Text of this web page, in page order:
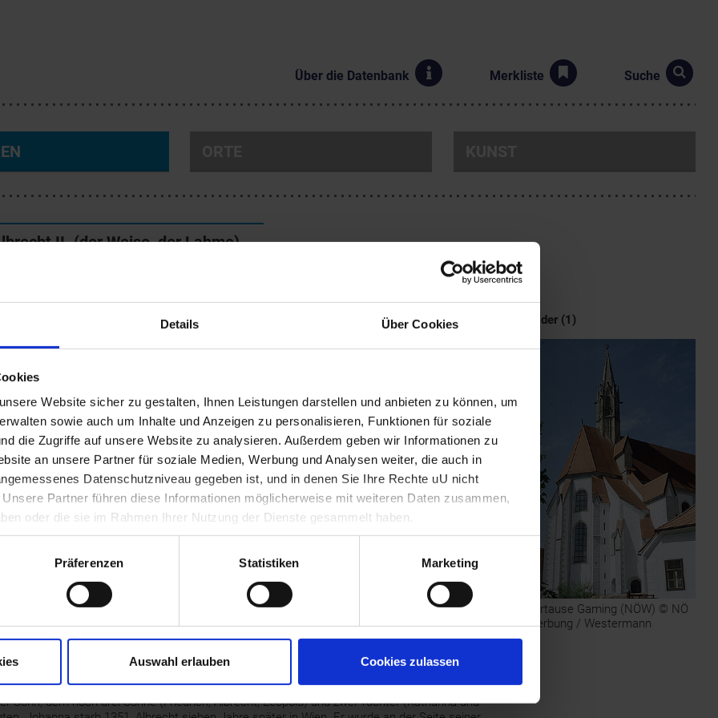
Details Über Cookies
Website sicher zu gestalten, Ihnen Leistungen darstellen und anbieten zu können, um
sowie auch um Inhalte und Anzeigen zu personalisieren, Funktionen für soziale
die Zugriffe auf unsere Website zu analysieren. Außerdem geben wir Informationen zu
an unsere Partner für soziale Medien, Werbung und Analysen weiter, die auch in
Datenschutzniveau gegeben ist, und in denen Sie Ihre Rechte uU nicht
Partner führen diese Informationen möglicherweise mit weiteren Daten zusammen,
oder die sie im Rahmen Ihrer Nutzung der Dienste gesammelt haben.
Präferenzen Statistiken Marketing
Auswahl erlauben Cookies zulassen
Über die Datenbank Merkliste Suche
II. (der Weise, der Lahme)
II., vermutlich auf der Habsburg Ende 1298 geboren, war der vierte Sohn von König Albrecht I.
Habsburger, der in Österreich wirklich Fuß fasste und hier heimisch wurde. Ursprünglich für
durch eine Vergiftung an Armen und Beinen gelähmten Herzog als stattlich und rühmten
Gesichtszüge.
seines Bruders Friedrich d. Schönen führte Albrecht die Verwaltung Österreichs
nach dem Tod seines Bruders Leopold (1326) verwaltete er die Vorlande, seit 1330 regierte
mit seinem Bruder Otto über die habsburgischen Länder, blieb aber bis zu dessen Tod 1339
Danach leitete er fast 20 Jahre lang allein seine Länder.
langen Vorbereitungen die Erwerbung Kärntens, der Krain und der Windischen Mark. Albrecht
das Zusammenwachsen seiner Länder. Seine am 25. November 1335 erlassene
auch von den österreichischen Landherren mitbesiegelt wurde, sah die Unteilbarkeit des
Hausbesitzes vor. Alle Söhne sollten gemeinschaftlich und zu gleichen Rechten regieren.
diese Ordnung zunächst ohne faktische Bedeutung, da bei Albrechts Tod nur der älteste Sohn
Alter war.
auch erfolgreich als Vermittler zwischen rivalisierenden Parteien und erreichte einen Ausgleich
herrschte in der Zeit seiner Regierung Frieden, allerdings war sie geprägt von
Missernten, Hungersnöten und vor allem von der Pest in den Jahren 1348/49.
seit 1324 mit Johanna von Pfirt verheiratet, die ihm ein reiches Erbe einbrachte. Sie hatten
von denen die ersten fünf Söhne starben. Der erst 1339 geborene Rudolf (der Stifter) war
Sohn, dem noch drei Söhne (Friedrich, Albrecht, Leopold) und zwei Töchter (Katharina und
Bilder (1)
Kartause Gaming (NÖW) © NÖ
Werbung / Westermann